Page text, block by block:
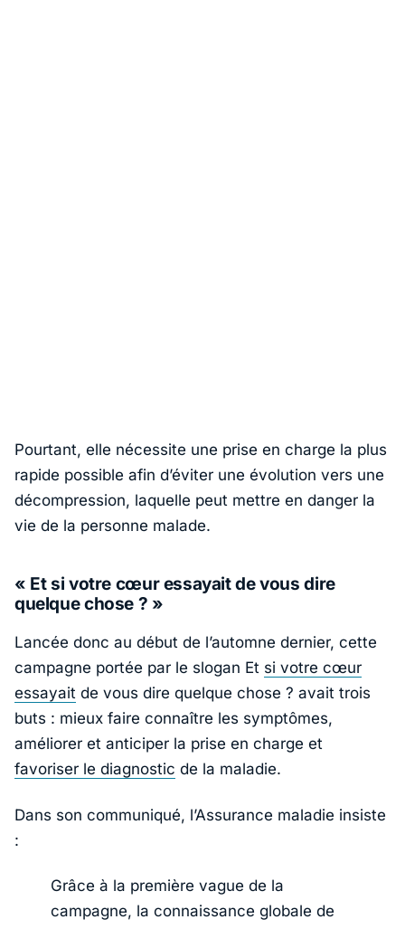
Pourtant, elle nécessite une prise en charge la plus
rapide possible afin d’éviter une évolution vers une
décompression, laquelle peut mettre en danger la
vie de la personne malade.
« Et si votre cœur essayait de vous dire
quelque chose ? »
Lancée donc au début de l’automne dernier, cette
campagne portée par le slogan Et si votre cœur
essayait de vous dire quelque chose ? avait trois
buts : mieux faire connaître les symptômes,
améliorer et anticiper la prise en charge et
favoriser le diagnostic de la maladie.
Dans son communiqué, l’Assurance maladie insiste
:
Grâce à la première vague de la
campagne, la connaissance globale de